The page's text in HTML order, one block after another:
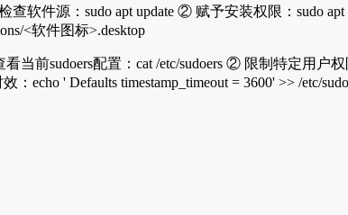
软件源：sudo apt update ② 赋予安装权限：sudo
<软件图标>.desktop
前sudoers配置：cat /etc/sudoers ② 限制特定用户权
echo ' Defaults timestamp_timeout = 3600' >> /etc/